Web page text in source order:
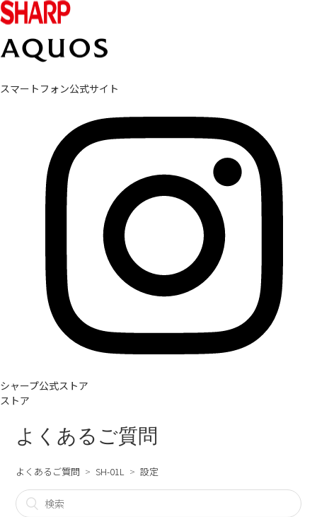
スマートフォン公式サイト
シャープ公式ストア
ストア
よくあるご質問
よくあるご質問 SH-01L 設定